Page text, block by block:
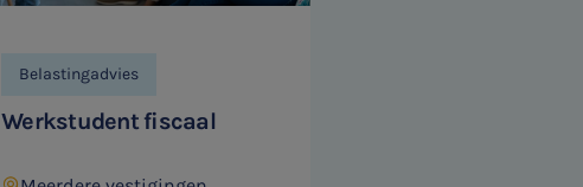
Belastingadvies
Werkstudent fiscaal